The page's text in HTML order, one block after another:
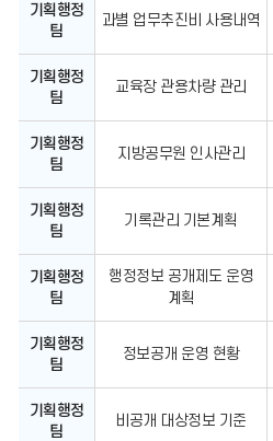
교
지
원
청
정
정
표
목
당
표
록,
공
표
기획행정
팀
과별 업무추진비 사용내역
기획행정
팀
교육장 관용차량 관리
기획행정
팀
지방공무원 인사관리
기획행정
팀
기록관리 기본계획
기획행정
팀
행정정보 공개제도 운영
계획
기획행정
팀
정보공개 운영 현황
기획행정
팀
비공개 대상정보 기준